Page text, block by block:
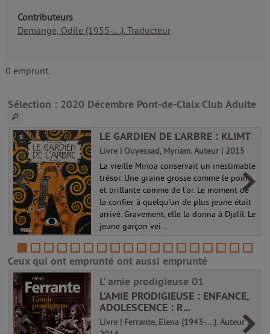
Contributeurs
Demange, Odile (1955-....). Traducteur
0 emprunt.
Sélection : 2020 Décembre Pont-de-Claix Club Adulte
LE GARDIEN DE L'ARBRE : KLIMT
Livre | Ouyessad, Myriam. Auteur | 2015
La vieille Minoa conservait un inestimable
trésor. Une graine grosse comme le poing
et brillante comme de l'or. Le moment de
la confier à quelqu'un de plus jeune était
arrivé. Gravement, elle la donna à Djalil. Le
jeune garçon vei...
Ceux qui ont emprunté ont aussi emprunté
L' amie prodigieuse 01
L'AMIE PRODIGIEUSE : ENFANCE,
ADOLESCENCE : R...
Livre | Ferrante, Elena (1943-....). Auteur |